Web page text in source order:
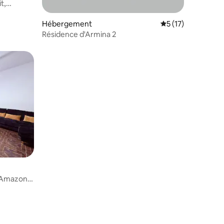
Hébergement Évaluation
5 (17)
Résidence d'Armina 2
: 5 sur 5